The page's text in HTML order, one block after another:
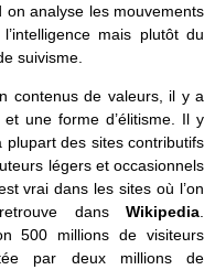
analyse les mouvements
mais plutôt du
suivisme.
contenus de valeurs, il y a
une forme d’élitisme. Il y
des sites contributifs
légers et occasionnels
vrai dans les sites où l’on
dans Wikipedia
500 millions de visiteurs
par deux millions de